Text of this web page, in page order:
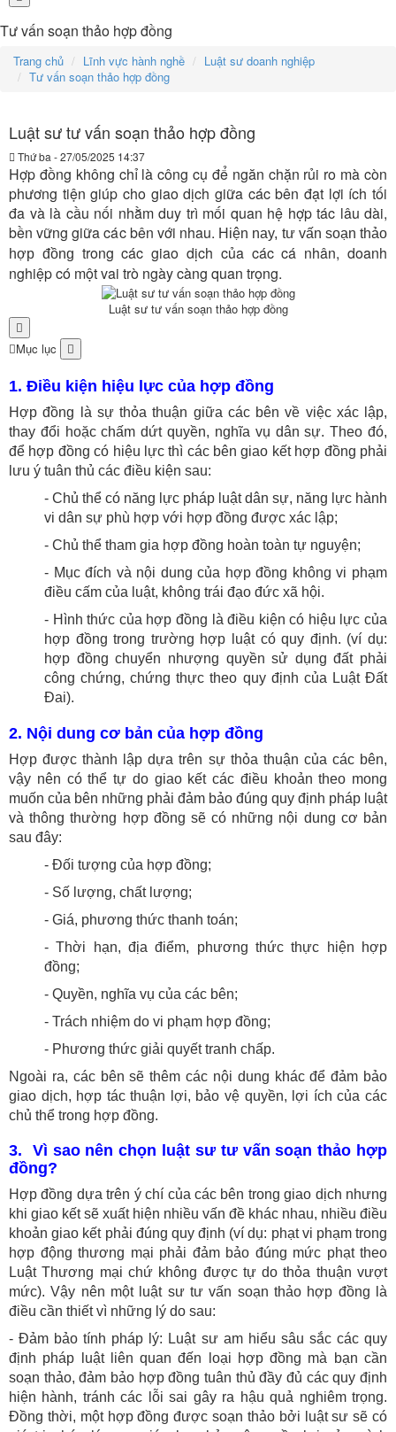
Tư vấn soạn thảo hợp đồng
Trang chủ Lĩnh vực hành nghề
Luật sư doanh nghiệp
Tư vấn soạn thảo hợp đồng
Luật sư tư vấn soạn thảo hợp đồng
Thứ ba - 27/05/2025 14:37
Hợp đồng không chỉ là công cụ để ngăn chặn rủi ro mà còn
phương tiện giúp cho giao dịch giữa các bên đạt lợi ích tối
đa và là cầu nối nhằm duy trì mối quan hệ hợp tác lâu dài,
bền vững giữa các bên với nhau. Hiện nay, tư vấn soạn thảo
hợp đồng trong các giao dịch của các cá nhân, doanh
nghiệp có một vai trò ngày càng quan trọng.
Luật sư tư vấn soạn thảo hợp đồng
Mục lục
1. Điều kiện hiệu lực của hợp đồng
Hợp đồng là sự thỏa thuận giữa các bên về việc xác lập,
thay đổi hoặc chấm dứt quyền, nghĩa vụ dân sự. Theo đó,
để hợp đồng có hiệu lực thì các bên giao kết hợp đồng phải
lưu ý tuân thủ các điều kiện sau:
- Chủ thể có năng lực pháp luật dân sự, năng lực hành
vi dân sự phù hợp với hợp đồng được xác lập;
- Chủ thể tham gia hợp đồng hoàn toàn tự nguyện;
- Mục đích và nội dung của hợp đồng không vi phạm
điều cấm của luật, không trái đạo đức xã hội.
- Hình thức của hợp đồng là điều kiện có hiệu lực của
hợp đồng trong trường hợp luật có quy định. (ví dụ:
hợp đồng chuyển nhượng quyền sử dụng đất phải
công chứng, chứng thực theo quy định của Luật Đất
Đai).
2. Nội dung cơ bản của hợp đồng
Hợp được thành lập dựa trên sự thỏa thuận của các bên,
vậy nên có thể tự do giao kết các điều khoản theo mong
muốn của bên những phải đảm bảo đúng quy định pháp luật
và thông thường hợp đồng sẽ có những nội dung cơ bản
sau đây:
- Đối tượng của hợp đồng;
- Số lượng, chất lượng;
- Giá, phương thức thanh toán;
- Thời hạn, địa điểm, phương thức thực hiện hợp
đồng;
- Quyền, nghĩa vụ của các bên;
- Trách nhiệm do vi phạm hợp đồng;
- Phương thức giải quyết tranh chấp.
Ngoài ra, các bên sẽ thêm các nội dung khác để đảm bảo
giao dịch, hợp tác thuận lợi, bảo vệ quyền, lợi ích của các
chủ thể trong hợp đồng.
3. Vì sao nên chọn luật sư tư vấn soạn thảo hợp
đồng?
Hợp đồng dựa trên ý chí của các bên trong giao dịch nhưng
khi giao kết sẽ xuất hiện nhiều vấn đề khác nhau, nhiều điều
khoản giao kết phải đúng quy định (ví dụ: phạt vi phạm trong
hợp động thương mại phải đảm bảo đúng mức phạt theo
Luật Thương mại chứ không được tự do thỏa thuận vượt
mức). Vậy nên một luật sư tư vấn soạn thảo hợp đồng là
điều cần thiết vì những lý do sau:
- Đảm bảo tính pháp lý: Luật sư am hiểu sâu sắc các quy
định pháp luật liên quan đến loại hợp đồng mà bạn cần
soạn thảo, đảm bảo hợp đồng tuân thủ đầy đủ các quy định
hiện hành, tránh các lỗi sai gây ra hậu quả nghiêm trọng.
Đồng thời, một hợp đồng được soạn thảo bởi luật sư sẽ có